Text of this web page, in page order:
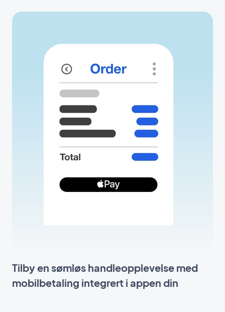
Tilby en sømløs handleopplevelse med
mobilbetaling integrert i appen din